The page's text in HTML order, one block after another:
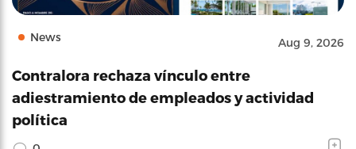
News Aug 9, 2026
Contralora rechaza vínculo entre
adiestramiento de empleados y actividad
política